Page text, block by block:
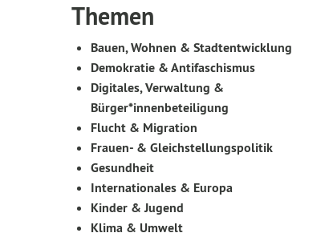
Themen
Bauen, Wohnen & Stadtentwicklung
Demokratie & Antifaschismus
Digitales, Verwaltung &
Bürger*innenbeteiligung
Flucht & Migration
Frauen- & Gleichstellungspolitik
Gesundheit
Internationales & Europa
Kinder & Jugend
Klima & Umwelt